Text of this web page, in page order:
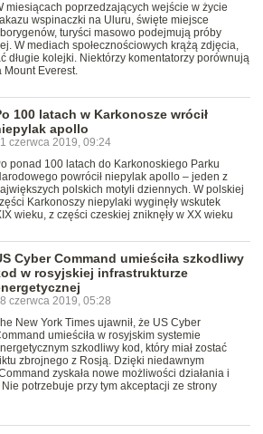
miesiącach poprzedzających wejście w życie
wspinaczki na Uluru, święte miejsce
turyści masowo podejmują próby
W mediach społecznościowych krążą zdjęcia,
długie kolejki. Niektórzy komentatorzy porównują
Mount Everest.
100 latach w Karkonosze wrócił
apollo
czerwca 2019, 09:24
ponad 100 latach do Karkonoskiego Parku
powrócił niepylak apollo – jeden z
polskich motyli dziennych. W polskiej
Karkonoszy niepylaki wyginęły wskutek
wieku, z części czeskiej zniknęły w XX wieku
Cyber Command umieściła szkodliwy
w rosyjskiej infrastrukturze
czerwca 2019, 05:28
New York Times ujawnił, że US Cyber
umieściła w rosyjskim systemie
szkodliwy kod, który miał zostać
zbrojnego z Rosją. Dzięki niedawnym
zyskała nowe możliwości działania i
potrzebuje przy tym akceptacji ze strony